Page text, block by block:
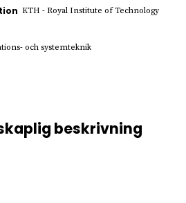
KTH - Royal Institute of Technology
och systemteknik
beskrivning